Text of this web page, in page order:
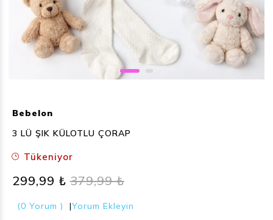
Bebelon
3 LÜ ŞIK KÜLOTLU ÇORAP
Tükeniyor
299,99 ₺ 379,99 ₺
(0 Yorum ) |Yorum Ekleyin